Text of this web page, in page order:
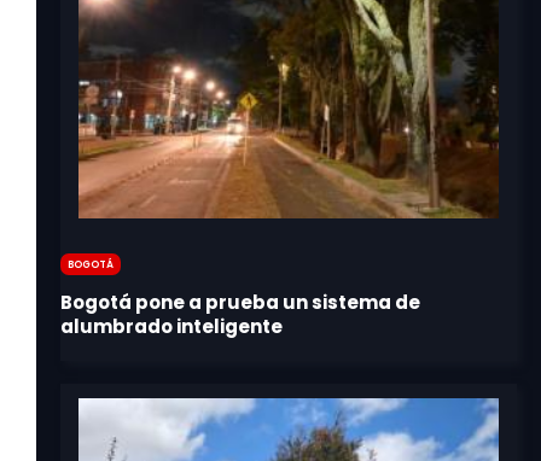
Bogotá